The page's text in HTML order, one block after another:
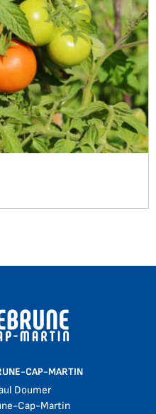
CAP-MARTIN
Doumer
Cap-Martin